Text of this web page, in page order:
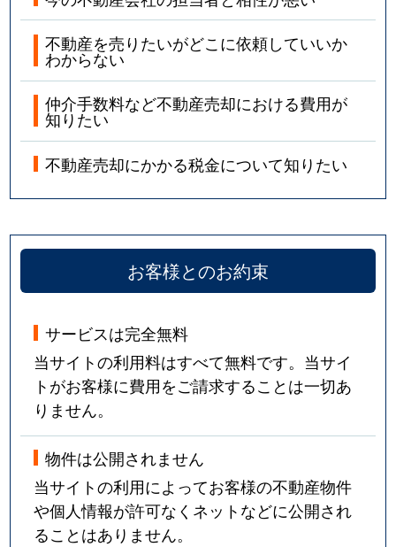
不動産を売りたいがどこに依頼していいか
わからない
仲介手数料など不動産売却における費用が
知りたい
不動産売却にかかる税金について知りたい
お客様とのお約束
サービスは完全無料
当サイトの利用料はすべて無料です。当サイ
トがお客様に費用をご請求することは一切あ
りません。
物件は公開されません
当サイトの利用によってお客様の不動産物件
や個人情報が許可なくネットなどに公開され
ることはありません。